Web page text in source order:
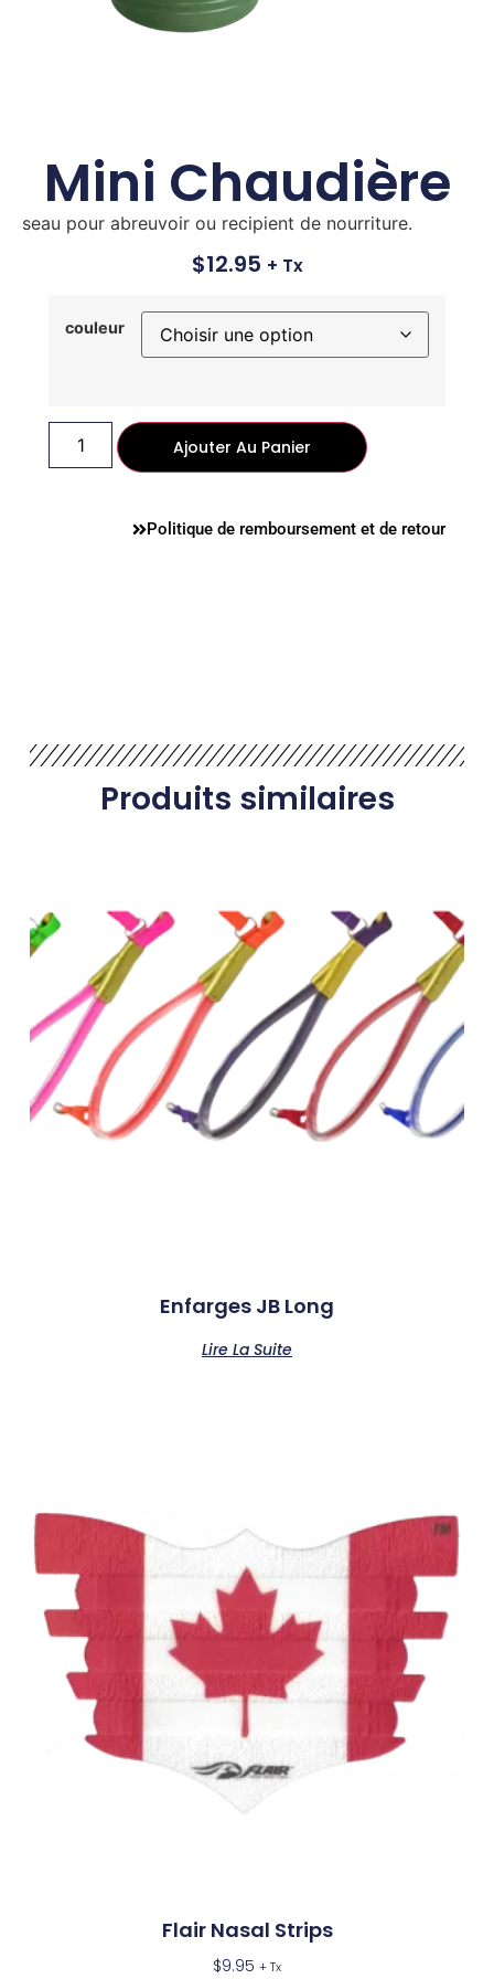
Mini Chaudière
seau pour abreuvoir ou recipient de nourriture.
$12.95 + Tx
couleur
Ajouter Au Panier
Politique de remboursement et de retour
Produits similaires
Enfarges JB Long
Lire La Suite
Flair Nasal Strips
$9.95 + Tx